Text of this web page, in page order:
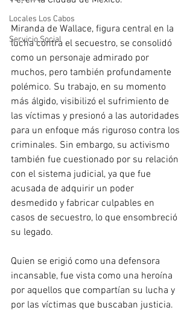
Locales Los Cabos
Servicio Social
Miranda de Wallace, figura central en la
lucha contra el secuestro, se consolidó
como un personaje admirado por
muchos, pero también profundamente
polémico. Su trabajo, en su momento
más álgido, visibilizó el sufrimiento de
las víctimas y presionó a las autoridades
para un enfoque más riguroso contra los
criminales. Sin embargo, su activismo
también fue cuestionado por su relación
con el sistema judicial, ya que fue
acusada de adquirir un poder
desmedido y fabricar culpables en
casos de secuestro, lo que ensombreció
su legado.
Quien se erigió como una defensora
incansable, fue vista como una heroína
por aquellos que compartían su lucha y
por las víctimas que buscaban justicia.